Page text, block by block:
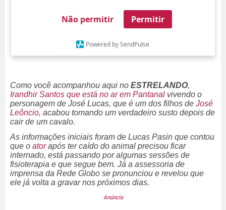
Não permitir Permitir
Powered by SendPulse
Como você acompanhou aqui no ESTRELANDO,
Irandhir Santos que está no ar em Pantanal vivendo o
personagem de José Lucas, que é um dos filhos de José
Leôncio, acabou tomando um verdadeiro susto depois de
cair de um cavalo.
As informações iniciais foram de Lucas Pasin que contou
que o atorapós ter caído do animal precisou ficar
internado, está passando por algumas sessões de
fisioterapia e que segue bem. Já a assessoria de
imprensa da Rede Globo se pronunciou e revelou que
ele já volta a gravar nos próximos dias.